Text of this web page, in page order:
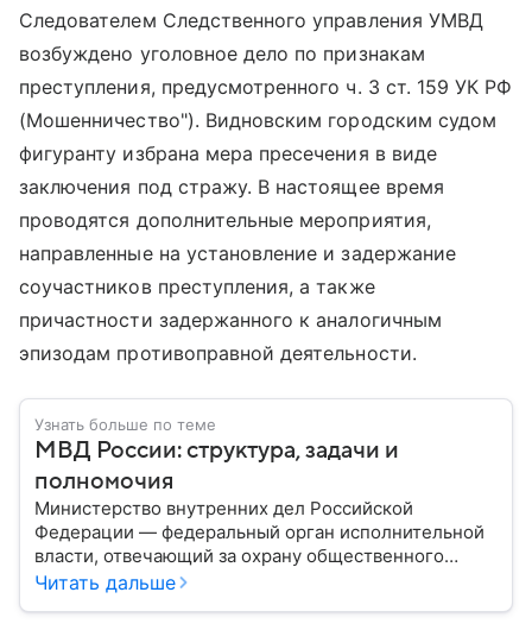
Следователем Следственного управления УМВД
возбуждено уголовное дело по признакам
преступления, предусмотренного ч. 3 ст. 159 УК РФ
(Мошенничество"). Видновским городским судом
фигуранту избрана мера пресечения в виде
заключения под стражу. В настоящее время
проводятся дополнительные мероприятия,
направленные на установление и задержание
соучастников преступления, а также
причастности задержанного к аналогичным
эпизодам противоправной деятельности.
Узнать больше по теме
МВД России: структура, задачи и
полномочия
Министерство внутренних дел Российской
Федерации — федеральный орган исполнительной
власти, отвечающий за охрану общественного
порядка, борьбу с преступностью, обеспечение
Читать дальше